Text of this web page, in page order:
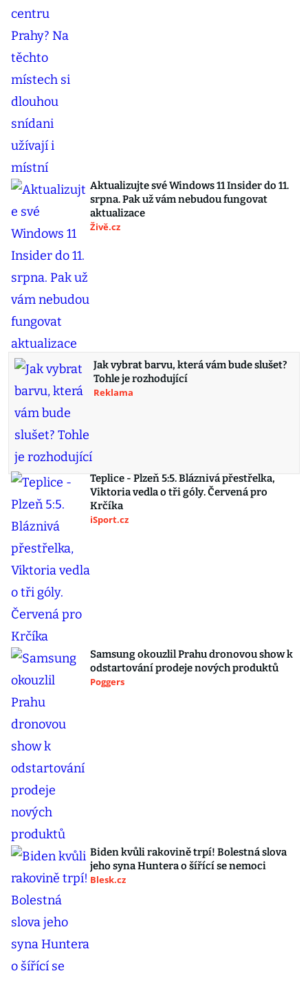
Aktualizujte své Windows 11 Insider do 11.
srpna. Pak už vám nebudou fungovat
aktualizace
Živě.cz
Jak vybrat barvu, která vám bude slušet?
Tohle je rozhodující
Reklama
Teplice - Plzeň 5:5. Bláznivá přestřelka,
Viktoria vedla o tři góly. Červená pro
Krčíka
iSport.cz
Samsung okouzlil Prahu dronovou show k
odstartování prodeje nových produktů
Poggers
Biden kvůli rakovině trpí! Bolestná slova
jeho syna Huntera o šířící se nemoci
Blesk.cz